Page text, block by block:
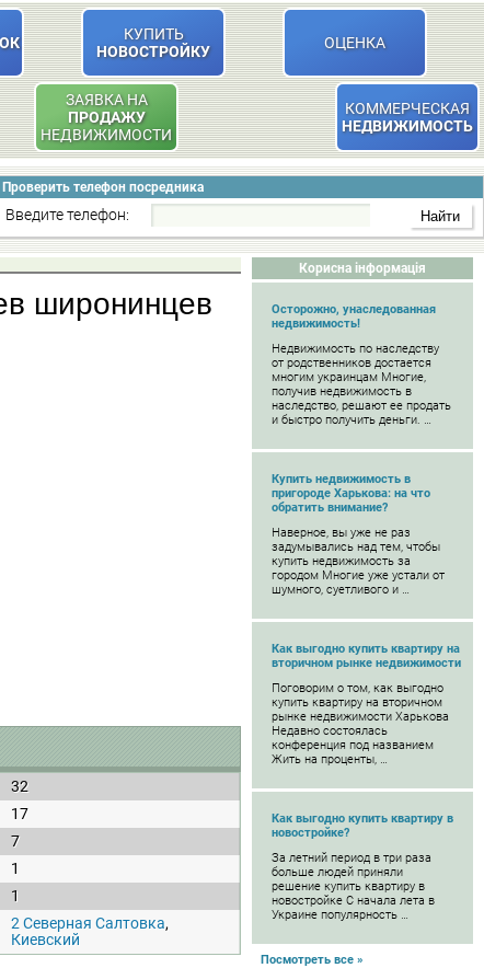
КУПИТЬ
НОВОСТРОЙКУ
ОЦЕНКА
ЗАЯВКА НА
ПРОДАЖУ
НЕДВИЖИМОСТИ
КОММЕРЧЕСКАЯ
НЕДВИЖИМОСТЬ
Проверить телефон посредника
Введите телефон:
Корисна інформація
Осторожно, унаследованная
недвижимость!
Недвижимость по наследству
от родственников достается
многим украинцам Многие,
получив недвижимость в
наследство, решают ее продать
и быстро получить деньги. …
Купить недвижимость в
пригороде Харькова: на что
обратить внимание?
Наверное, вы уже не раз
задумывались над тем, чтобы
купить недвижимость за
городом Многие уже устали от
шумного, суетливого и …
Как выгодно купить квартиру на
вторичном рынке недвижимости
Поговорим о том, как выгодно
купить квартиру на вторичном
рынке недвижимости Харькова
Недавно состоялась
конференция под названием
Жить на проценты, …
Как выгодно купить квартиру в
новостройке?
За летний период в три раза
больше людей приняли
решение купить квартиру в
новостройке С начала лета в
Украине популярность …
Посмотреть все »
широнинцев
32
17
7
1
1
2 Северная Салтовка,
Киевский